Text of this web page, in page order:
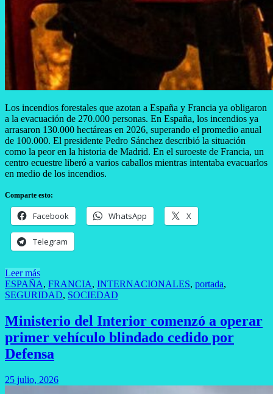
Los incendios forestales que azotan a España y Francia ya obligaron
a la evacuación de 270.000 personas. En España, los incendios ya
arrasaron 130.000 hectáreas en 2026, superando el promedio anual
de 100.000. El presidente Pedro Sánchez describió la situación
como la peor en la historia de Madrid. En el suroeste de Francia, un
centro ecuestre liberó a varios caballos mientras intentaba evacuarlos
en medio de los incendios.
Comparte esto:
Facebook WhatsApp X
Telegram
Leer más
ESPAÑA, FRANCIA, INTERNACIONALES, portada,
SEGURIDAD, SOCIEDAD
Ministerio del Interior comenzó a operar
primer vehículo blindado cedido por
Defensa
25 julio, 2026